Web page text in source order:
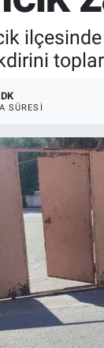
SÜRESI